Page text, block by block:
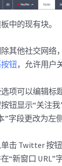
中的现有块。
其他社交网络
钮 ，允许用户
项可以编辑标
钮显示“关注
字段更改为左侧
击 Twitter 按
“新窗口 URL”